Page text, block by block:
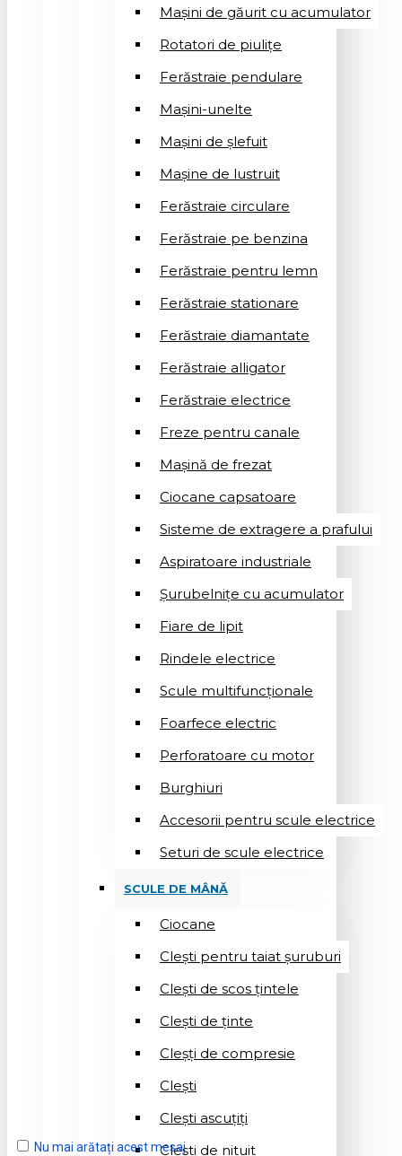
Mașini de găurit cu acumulator
Rotatori de piuliţe
Ferăstraie pendulare
Mașini-unelte
Mașini de șlefuit
Mașinе de lustruit
Ferăstraie circulare
Ferăstraie pe benzina
Ferăstraie pentru lemn
Ferăstraie stationare
Ferăstraie diamantate
Ferăstraie alligator
Ferăstraie electrice
Freze pentru canale
Mașină de frezat
Ciocane capsatoare
Sisteme de extragere a prafului
Aspiratoare industriale
Șurubelnițe cu acumulator
Fiare de lipit
Rindele electrice
Scule multifuncționale
Foarfece electric
Perforatoare cu motor
Burghiuri
Accesorii pentru scule electrice
Seturi de scule electrice
SCULE DE MÂNĂ
Ciocane
Cleşti pentru taiat șuruburi
Clești de scos țintele
Clești de ținte
Cleșți de compresie
Cleşti
Clești ascuțiți
Cleşti de nituit
Nu mai arătați acest mesaj